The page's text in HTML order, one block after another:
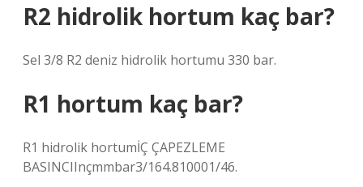
R2 hidrolik hortum kaç bar?
Sel 3/8 R2 deniz hidrolik hortumu 330 bar.
R1 hortum kaç bar?
R1 hidrolik hortumİÇ ÇAPEZLEME
BASINCIInçmmbar3/164.810001/46.